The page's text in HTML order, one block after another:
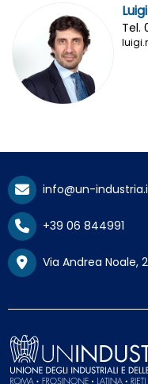
Tel.
info@un-
+39 06 844991
Via Andrea Noale,